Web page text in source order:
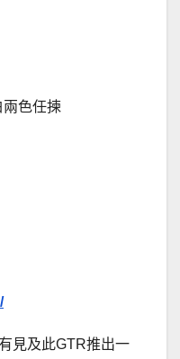
見及此GTR推出一